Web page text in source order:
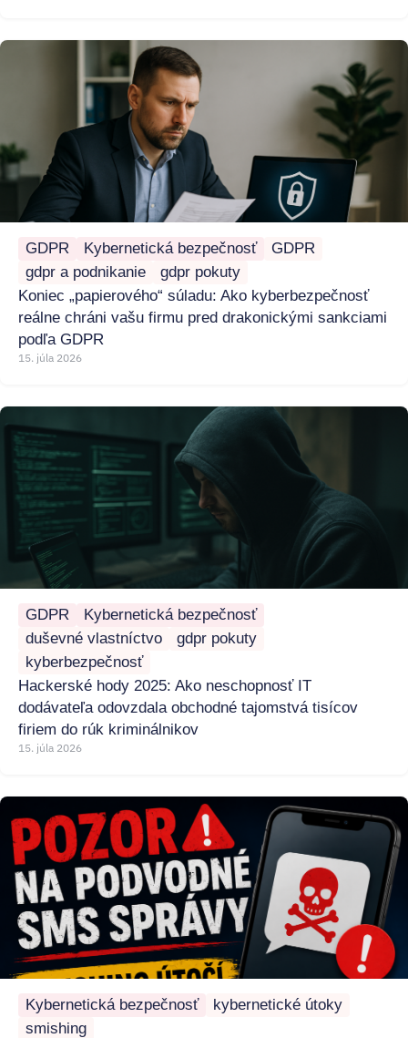
GDPR Kybernetická bezpečnosť
GDPR
gdpr a podnikanie
gdpr pokuty
Koniec „papierového“ súladu: Ako kyberbezpečnosť
reálne chráni vašu firmu pred drakonickými sankciami
podľa GDPR
15. júla 2026
GDPR
Kybernetická bezpečnosť
duševné vlastníctvo
gdpr pokuty
kyberbezpečnosť
Hackerské hody 2025: Ako neschopnosť IT
dodávateľa odovzdala obchodné tajomstvá tisícov
firiem do rúk kriminálnikov
15. júla 2026
Kybernetická bezpečnosť
kybernetické útoky
smishing